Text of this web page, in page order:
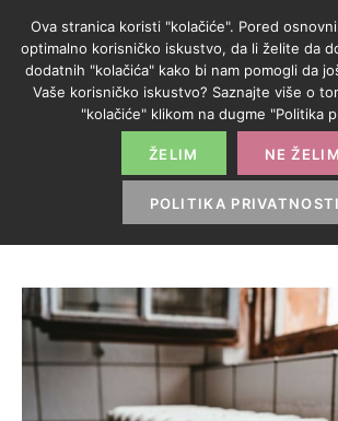
OZNAKA:
ENERGETIKA
ENERGETIKA
Ova stranica koristi "kolačiće". Pored
optimalno korisničko iskustvo, da li želite da
dodatnih "kolačića" kako bi nam pomogli da
Vaše korisničko iskustvo? Saznajte više o
"kolačiće" klikom na dugme "Politika
ŽELIM NE ŽELIM
POLITIKA PRIVATNOSTI